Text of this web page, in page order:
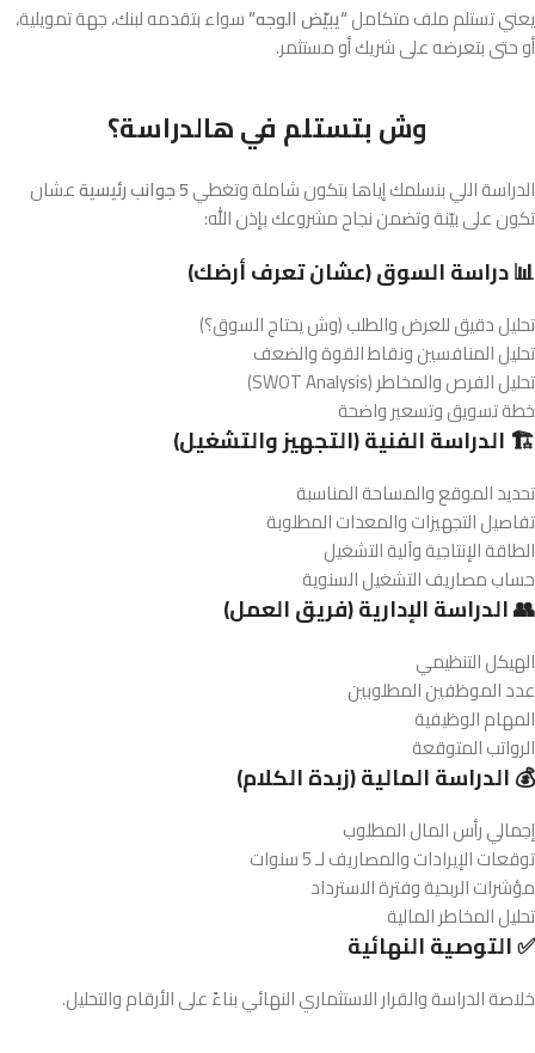
يعني تستلم ملف متكامل“يبيّض الوجه”سواء بتقدمه لبنك، جهة تمويلية،
أو حتى بتعرضه على شريك أو مستثمر.
وش بتستلم في هالدراسة؟
الدراسة اللي بنسلمك إياها بتكون شاملة وتغطي5 جوانب رئيسية
عشان
تكون على بيّنة وتضمن نجاح مشروعك بإذن الله:
📊 دراسة السوق (عشان تعرف أرضك)
تحليل دقيق للعرض والطلب (وش يحتاج السوق؟)
تحليل المنافسين ونقاط القوة والضعف
تحليل الفرص والمخاطر (SWOT Analysis)
خطة تسويق وتسعير واضحة
🏗️ الدراسة الفنية (التجهيز والتشغيل)
تحديد الموقع والمساحة المناسبة
تفاصيل التجهيزات والمعدات المطلوبة
الطاقة الإنتاجية وآلية التشغيل
حساب مصاريف التشغيل السنوية
👥 الدراسة الإدارية (فريق العمل)
الهيكل التنظيمي
عدد الموظفين المطلوبين
المهام الوظيفية
الرواتب المتوقعة
💰 الدراسة المالية (زبدة الكلام)
إجمالي رأس المال المطلوب
توقعات الإيرادات والمصاريف لـ 5 سنوات
مؤشرات الربحية وفترة الاسترداد
تحليل المخاطر المالية
✅ التوصية النهائية
خلاصة الدراسة والقرار الاستثماري النهائي بناءً على الأرقام والتحليل.